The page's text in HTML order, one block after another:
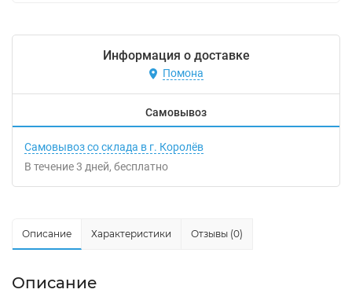
Информация о доставке
Помона
Самовывоз
Самовывоз со склада в г. Королёв
В течение3 дней Бесплатно
Описание Характеристики Отзывы (0)
Описание